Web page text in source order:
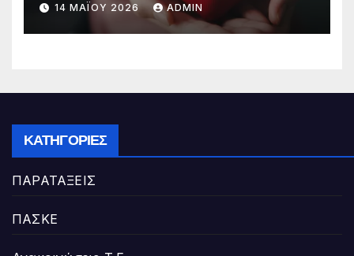
14 ΜΑΪ́ΟΥ 2026 ADMIN
ΚΑΤΗΓΟΡΊΕΣ
ΠΑΡΑΤΑΞΕΙΣ
ΠΑΣΚΕ